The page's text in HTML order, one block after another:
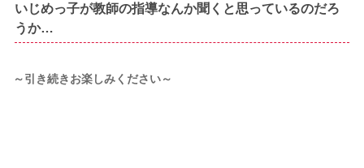
いじめっ子が教師の指導なんか聞くと思っているのだろ
うか…
～引き続きお楽しみください～